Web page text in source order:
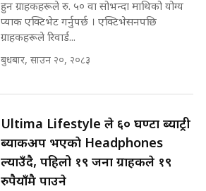
कहिले बन्ला चक्रपथ ? विस्तार कार्यमा
किन भइरहेछ ढिलाइ ?The Ring Road
SIDHAKURA |
गुरुङ, भक्कानिए सांसदहरू ||
SIDHAKURA ||
प्रधानमन्त्री ? || SIDHAKURA ||
||
मन्त्री र पूर्व मन्त्रीको ७८ लाख घुस डिलको
अडियो | FULL AUDIO |
SIDHAKURA |
हुन ग्राहकहरूले रु. ५० वा सोभन्दा माथिको योग्य
प्याक एक्टिभेट गर्नुपर्छ । एक्टिभेसनपछि
ग्राहकहरूले रिवार्ड...
बुधबार, साउन २०, २०८३
Ultima Lifestyle ले ६० घण्टा ब्याट्री
ब्याकअप भएकाे Headphones
ल्याउँदै, पहिलो १९ जना ग्राहकले १९
रुपैयाँमै पाउने